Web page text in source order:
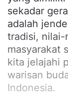
sekadar
adalah
tradisi, nilai-
masyarakat
kita jelajahi
warisan
Indonesia.